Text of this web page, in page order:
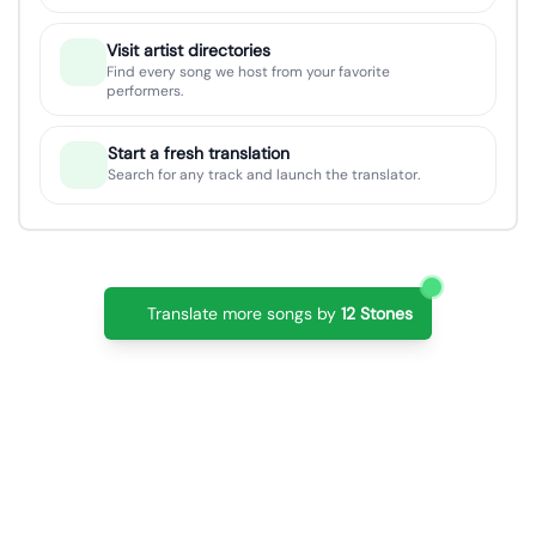
Visit artist directories
Find every song we host from your favorite
performers.
Start a fresh translation
Search for any track and launch the translator.
Translate more songs by 12 Stones